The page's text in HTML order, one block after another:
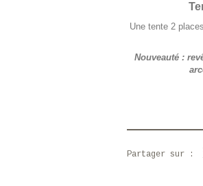
Une tente 2
Nouveauté :
Partager sur :